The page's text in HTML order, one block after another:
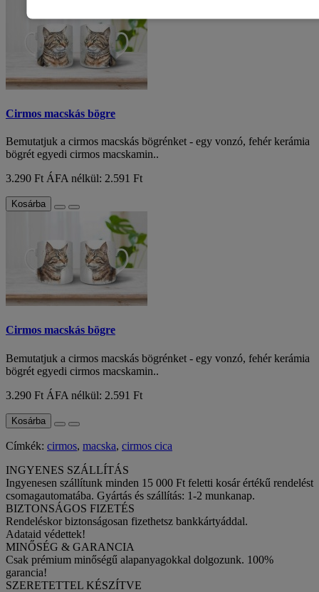
Cirmos macskás bögre
Bemutatjuk a cirmos macskás bögrénket - egy vonzó, fehér kerámia
bögrét egyedi cirmos macskamin..
3.290 Ft ÁFA nélkül: 2.591 Ft
Kosárba
Cirmos macskás bögre
Bemutatjuk a cirmos macskás bögrénket - egy vonzó, fehér kerámia
bögrét egyedi cirmos macskamin..
3.290 Ft ÁFA nélkül: 2.591 Ft
Kosárba
Címkék: cirmos, macska, cirmos cica
INGYENES SZÁLLÍTÁS
Ingyenesen szállítunk minden 15 000 Ft feletti kosár értékű rendelést
csomagautomatába. Gyártás és szállítás: 1-2 munkanap.
BIZTONSÁGOS FIZETÉS
Rendeléskor biztonságosan fizethetsz bankkártyáddal.
Adataid védettek!
MINŐSÉG & GARANCIA
Csak prémium minőségű alapanyagokkal dolgozunk. 100%
garancia!
SZERETETTEL KÉSZÍTVE